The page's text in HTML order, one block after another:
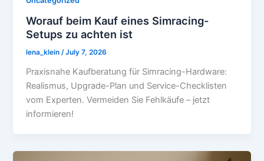
Worauf beim Kauf eines Simracing-
Setups zu achten ist
lena_klein/July 7, 2026
Praxisnahe Kaufberatung für Simracing-Hardware:
Realismus, Upgrade-Plan und Service-Checklisten
vom Experten. Vermeiden Sie Fehlkäufe – jetzt
informieren!